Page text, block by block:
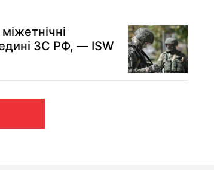
ЗС РФ, — ISW